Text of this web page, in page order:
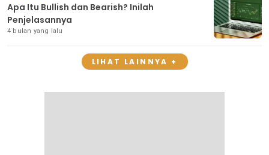
Apa Itu Bullish dan Bearish? Inilah
Penjelasannya
4 bulan yang lalu
LIHAT LAINNYA +